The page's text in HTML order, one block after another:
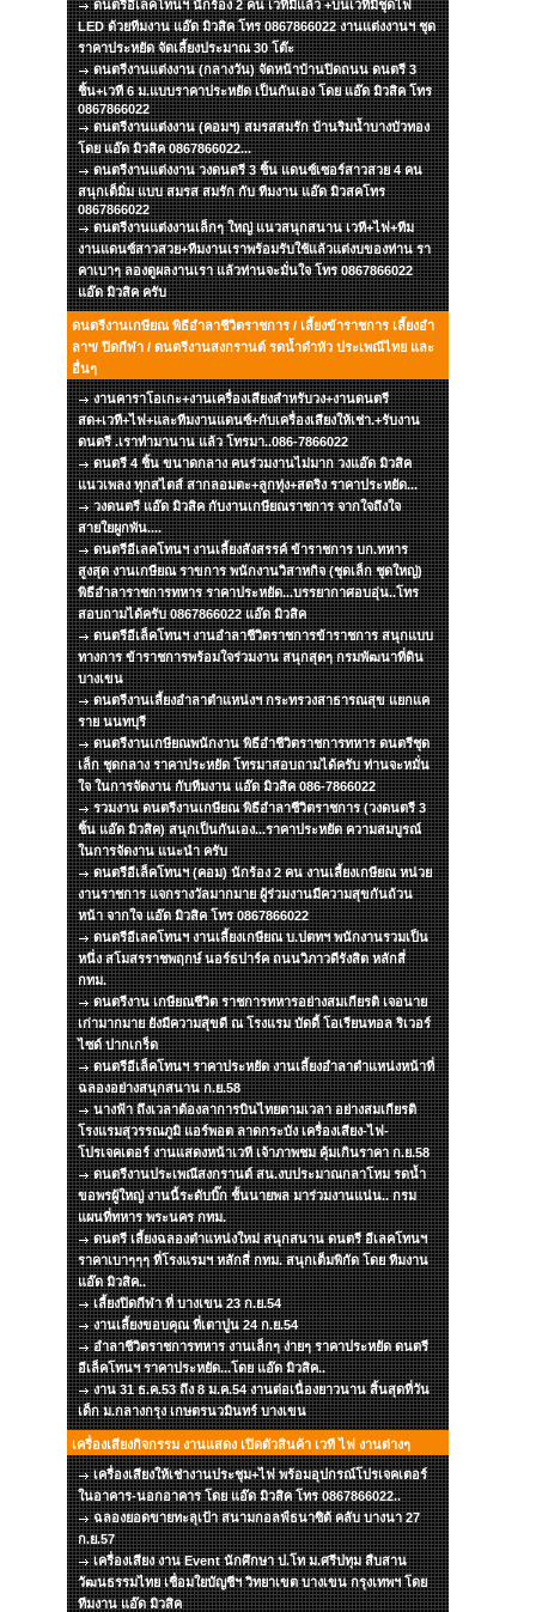
ดนตรีอีเลคโทนฯ นักร้อง 2 คน เวทีมีแล้ว +บนเวทีมีชุดไฟ
LED ด้วยทีมงาน แอ๊ด มิวสิค โทร 0867866022 งานแต่งงานฯ ชุด
ราคาประหยัด จัดเลี้ยงประมาณ 30 โต๊ะ
ดนตรีงานแต่งงาน (กลางวัน) จัดหน้าบ้านปิดถนน ดนตรี 3
ชิ้น+เวที 6 ม.แบบราคาประหยัด เป็นกันเอง โดย แอ๊ด มิวสิค โทร
0867866022
ดนตรีงานแต่งงาน (คอมฯ) สมรสสมรัก บ้านริมน้ำบางบัวทอง
โดย แอ๊ด มิวสิค 0867866022...
ดนตรีงานแต่งงาน วงดนตรี 3 ชิ้น แดนซ์เซอร์สาวสวย 4 คน
สนุกเต็มิ่ม แบบ สมรส สมรัก กับ ทีมงาน แอ๊ด มิวสคโทร
0867866022
ดนตรีงานแต่งงานเล็กๆ ใหญ่ แนวสนุกสนาน เวที+ไฟ+ทีม
งานแดนซ์สาวสวย+ทีมงานเราพร้อมรับใช้แล้วแต่งบของท่าน รา
คาเบาๆ ลองดูผลงานเรา แล้วท่านจะมั่นใจ โทร 0867866022
แอ๊ด มิวสิค ครับ
ดนตรีงานเกษียณ พิธีอำลาชีวิตราชการ / เลี้ยงข้าราชการ เลี้ยงอำ
ลาฯ/ ปิดกีฬา / ดนตรีงานสงกรานต์ รดน้ำดำหัว ประเพณีไทย และ
อื่นๆ
งานคาราโอเกะ+งานเครื่องเสียงสำหรับวง+งานดนตรี
สด+เวที+ไฟ+และทีมงานแดนซ์+กับเครื่องเสียงให้เช่า.+รับงาน
ดนตรี .เราทำมานาน แล้ว โทรมา..086-7866022
ดนตรี 4 ชิ้น ขนาดกลาง คนร่วมงานไม่มาก วงแอ๊ด มิวสิค
แนวเพลง ทุกสไตส์ สากลอมตะ+ลูกทุ่ง+สตริง ราคาประหยัด...
วงดนตรี แอ๊ด มิวสิค กับงานเกษียณราชการ จากใจถึงใจ
สายใยผูกพัน....
ดนตรีอีเลคโทนฯ งานเลี้ยงสังสรรค์ ข้าราชการ บก.ทหาร
สูงสุด งานเกษียณ ราขการ พนักงานวิสาหกิจ (ชุดเล็ก ชุดใหญ่)
พิธีอำลาราชการทหาร ราคาประหยัด...บรรยากาศอบอุ่น..โทร
สอบถามได้ครับ 0867866022 แอ๊ด มิวสิค
ดนตรีอีเล็คโทนฯ งานอำลาชีวิตราชการข้าราชการ สนุกแบบ
ทางการ ข้าราชการพร้อมใจร่วมงาน สนุกสุดๆ กรมพัฒนาที่ดิน
บางเขน
ดนตรีงานเลี้ยงอำลาตำแหน่งฯ กระทรวงสาธารณสุข แยกแค
ราย นนทบุรี
ดนตรีงานเกษียณพนักงาน พิธีอำชีวิตราชการทหาร ดนตรีชุด
เล็ก ชุดกลาง ราคาประหยัด โทรมาสอบถามได้ครับ ท่านจะหมั่น
ใจ ในการจัดงาน กับทีมงาน แอ๊ด มิวสิค 086-7866022
รวมงาน ดนตรีงานเกษียณ พิธีอำลาชีวิตราชการ (วงดนตรี 3
ชิ้น แอ๊ด มิวสิค) สนุกเป็นกันเอง...ราคาประหยัด ความสมบูรณ์
ในการจัดงาน แนะนำ ครับ
ดนตรีอีเล็คโทนฯ (คอม) นักร้อง 2 คน งานเลี้ยงเกษียณ หน่วย
งานราชการ แจกรางวัลมากมาย ผู้ร่วมงานมีความสุขกันถ้วน
หน้า จากใจ แอ๊ด มิวสิค โทร 0867866022
ดนตรีอีเลคโทนฯ งานเลี้ยงเกษียณ บ.ปตทฯ พนักงานรวมเป็น
หนึ่ง สโมสรราชพฤกษ์ นอร์ธปาร์ค ถนนวิภาวดีรังสิต หลักสี่
กทม.
ดนตรีงาน เกษียณชีวิต ราชการทหารอย่างสมเกียรติ เจอนาย
เก่ามากมาย ยังมีความสุขดี ณ โรงแรม บัดดี้ โอเรียนทอล ริเวอร์
ไซด์ ปากเกร็ด
ดนตรีอีเล็คโทนฯ ราคาประหยัด งานเลี้ยงอำลาตำแหน่งหน้าที่
ฉลองอย่างสนุกสนาน ก.ย.58
นางฟ้า ถึงเวลาต้องลาการบินไทยตามเวลา อย่างสมเกียรติ
โรงแรมสุวรรณภูมิ แอร์พอต ลาดกระบัง เครื่องเสียง-ไฟ-
โปรเจคเตอร์ งานแสดงหน้าเวที เจ้าภาพชม คุ้มเกินราคา ก.ย.58
ดนตรีงานประเพณีสงกรานต์ สน.งบประมาณกลาโหม รดน้ำ
ขอพรผู้ใหญ่ งานนี้ระดับบิ๊ก ชั้นนายพล มาร่วมงานแน่น.. กรม
แผนที่ทหาร พระนคร กทม.
ดนตรี เลี้ยงฉลองตำแหน่งใหม่ สนุกสนาน ดนตรี อีเลคโทนฯ
ราคาเบาๆๆๆ ที่โรงแรมฯ หลักสี่ กทม. สนุกเต็มพิกัด โดย ทีมงาน
แอ๊ด มิวสิค..
เลี้ยงปิดกีฬา ที่ บางเขน 23 ก.ย.54
งานเลี้ยงขอบคุณ ที่เตาปูน 24 ก.ย.54
อำลาชีวิตราชการทหาร งานเล็กๆ ง่ายๆ ราคาประหยัด ดนตรี
อีเล็คโทนฯ ราคาประหยัด...โดย แอ๊ด มิวสิค..
งาน 31 ธ.ค.53 ถึง 8 ม.ค.54 งานต่อเนื่องยาวนาน สิ้นสุดที่วัน
เด็ก ม.กลางกรุง เกษตรนวมินทร์ บางเขน
เครื่องเสียงกิจกรรม งานแสดง เปิดตัวสินค้า เวที ไฟ งานต่างๆ
เครื่องเสียงให้เช่างานประชุม+ไฟ พร้อมอุปกรณ์โปรเจคเตอร์
ในอาคาร-นอกอาคาร โดย แอ๊ด มิวสิค โทร 0867866022..
ฉลองยอดขายทะลุเป้า สนามกอลฟ์ธนาซิต้ คลับ บางนา 27
ก.ย.57
เครื่องเสียง งาน Event นักศึกษา ป.โท ม.ศรีปทุม สืบสาน
วัฒนธรรมไทย เชื่อมใยบัญชีฯ วิทยาเขต บางเขน กรุงเทพฯ โดย
ทีมงาน แอ๊ด มิวสิค